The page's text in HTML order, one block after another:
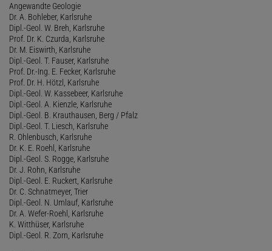
Angewandte Geologie
Dr. A. Bohleber, Karlsruhe
Dipl.-Geol. W. Breh, Karlsruhe
Prof. Dr. K. Czurda, Karlsruhe
Dr. M. Eiswirth, Karlsruhe
Dipl.-Geol. T. Fauser, Karlsruhe
Prof. Dr.-Ing. E. Fecker, Karlsruhe
Prof. Dr. H. Hötzl, Karlsruhe
Dipl.-Geol. W. Kassebeer, Karlsruhe
Dipl.-Geol. A. Kienzle, Karlsruhe
Dipl.-Geol. B. Krauthausen, Berg / Pfalz
Dipl.-Geol. T. Liesch, Karlsruhe
R. Ohlenbusch, Karlsruhe
Dr. K. E. Roehl, Karlsruhe
Dipl.-Geol. S. Rogge, Karlsruhe
Dr. J. Rohn, Karlsruhe
Dipl.-Geol. E. Ruckert, Karlsruhe
Dr. C. Schnatmeyer, Trier
Dipl.-Geol. N. Umlauf, Karlsruhe
Dr. A. Wefer-Roehl, Karlsruhe
K. Witthüser, Karlsruhe
Dipl.-Geol. R. Zorn, Karlsruhe